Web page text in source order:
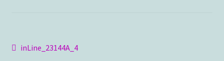
Beitragsnavigation
Vorheriger
inLine_23144A_4